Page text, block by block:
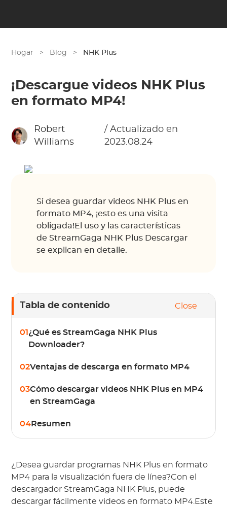
Hogar > Blog > NHK Plus
¡Descargue videos NHK Plus
en formato MP4!
Robert
Williams
/ Actualizado en
2023.08.24
Si desea guardar videos NHK Plus en
formato MP4, ¡esto es una visita
obligada!El uso y las características
de StreamGaga NHK Plus Descargar
se explican en detalle.
Tabla de contenido Close
01 ¿Qué es StreamGaga NHK Plus
Downloader?
02Ventajas de descarga en formato MP4
03Cómo descargar videos NHK Plus en MP4
en StreamGaga
04Resumen
¿Desea guardar programas NHK Plus en formato
MP4 para la visualización fuera de línea?Con el
descargador StreamGaga NHK Plus, puede
descargar fácilmente videos en formato MP4.Este